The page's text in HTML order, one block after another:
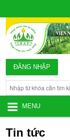
ĐĂNG NHẬP
MENU
Tin tức